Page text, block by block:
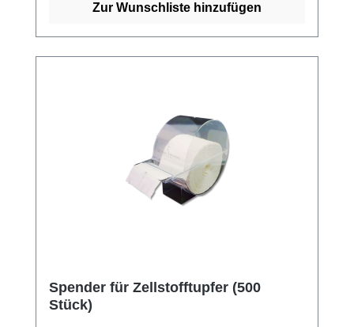
Zur Wunschliste hinzufügen
Spender für Zellstofftupfer (500
Stück)